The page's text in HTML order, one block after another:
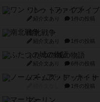
ワン・トゥ・ファイブ
紹介文あり 1件の投稿
南北戦争
紹介文あり 1件の投稿
ふたつの城の物語
紹介文あり 6件の投稿
ノームズ・アット・ナ
1件の投稿
マーリン